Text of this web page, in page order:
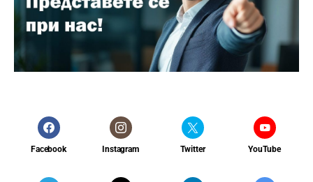
Facebook Instagram Twitter YouTube